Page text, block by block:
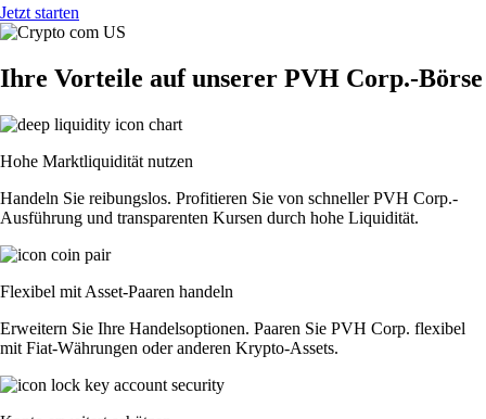
Jetzt starten
Ihre Vorteile auf unserer PVH Corp.-Börse
Hohe Marktliquidität nutzen
Handeln Sie reibungslos. Profitieren Sie von schneller PVH Corp.-
Ausführung und transparenten Kursen durch hohe Liquidität.
Flexibel mit Asset-Paaren handeln
Erweitern Sie Ihre Handelsoptionen. Paaren Sie PVH Corp. flexibel
mit Fiat-Währungen oder anderen Krypto-Assets.